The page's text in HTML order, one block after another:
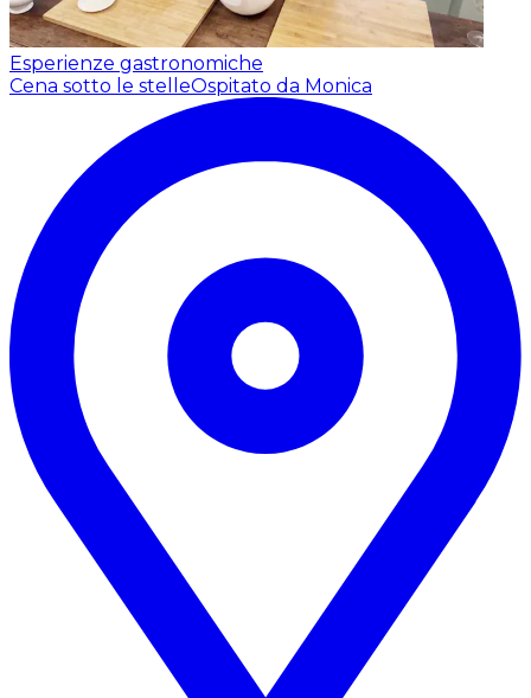
Esperienze gastronomiche
Cena sotto le stelleOspitato da Monica